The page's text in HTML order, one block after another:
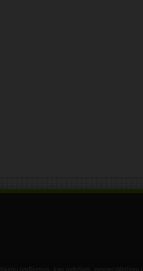
gadījumos, kas radušies, nespeciālistiem